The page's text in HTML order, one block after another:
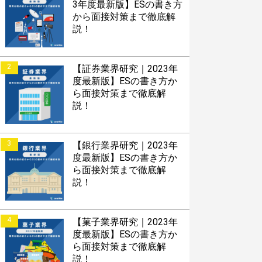
3年度最新版】ESの書き方
から面接対策まで徹底解
説！
2
【証券業界研究｜2023年
度最新版】ESの書き方か
ら面接対策まで徹底解
説！
3
【銀行業界研究｜2023年
度最新版】ESの書き方か
ら面接対策まで徹底解
説！
4
【菓子業界研究｜2023年
度最新版】ESの書き方か
ら面接対策まで徹底解
説！